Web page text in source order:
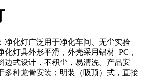
净化灯广泛用于净化车间、无尘实验
化灯具外形平滑，外壳采用铝材+PC，
边式设计，不积尘，易清洗。产品安
多种龙骨安装；明装（吸顶）式，直接